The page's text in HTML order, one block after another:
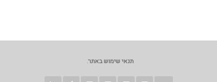
תנאי שימוש באתר.